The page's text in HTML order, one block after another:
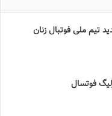
ملى فوتبال زنان
فوتسال